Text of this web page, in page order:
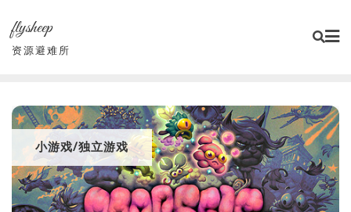
content
flysheep
资源避难所
小游戏/独立游戏